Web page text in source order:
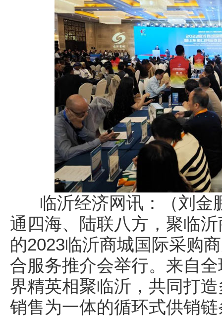
临沂经济网讯：（刘金
通四海、陆联八方，聚临
的2023临沂商城国际采购
合服务推介会举行。来自
界精英相聚临沂，共同打
销售为一体的循环式供销